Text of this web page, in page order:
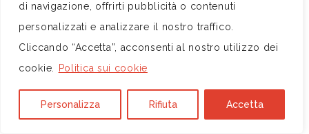
di navigazione, offrirti pubblicità o contenuti
personalizzati e analizzare il nostro traffico.
Cliccando “Accetta”, acconsenti al nostro utilizzo dei
cookie.
Politica sui cookie
Personalizza Rifiuta Accetta
Luglio 28, 2026
ABC Aromaterapia – Corso Base – Abano
Terme
Luglio 27, 2026